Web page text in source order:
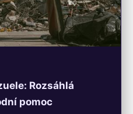
Rozsáhlá
pomoc